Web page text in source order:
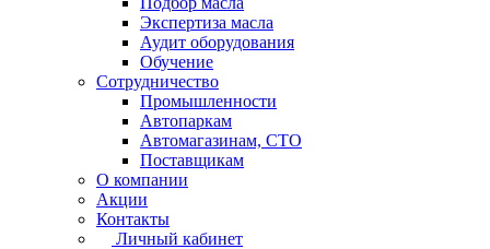
Экспертиза масла
Аудит оборудования
Обучение
Сотрудничество
Промышленности
Автопаркам
Автомагазинам, СТО
Поставщикам
О компании
Акции
Контакты
Личный кабинет